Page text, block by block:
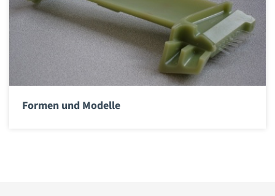
Formen und Modelle